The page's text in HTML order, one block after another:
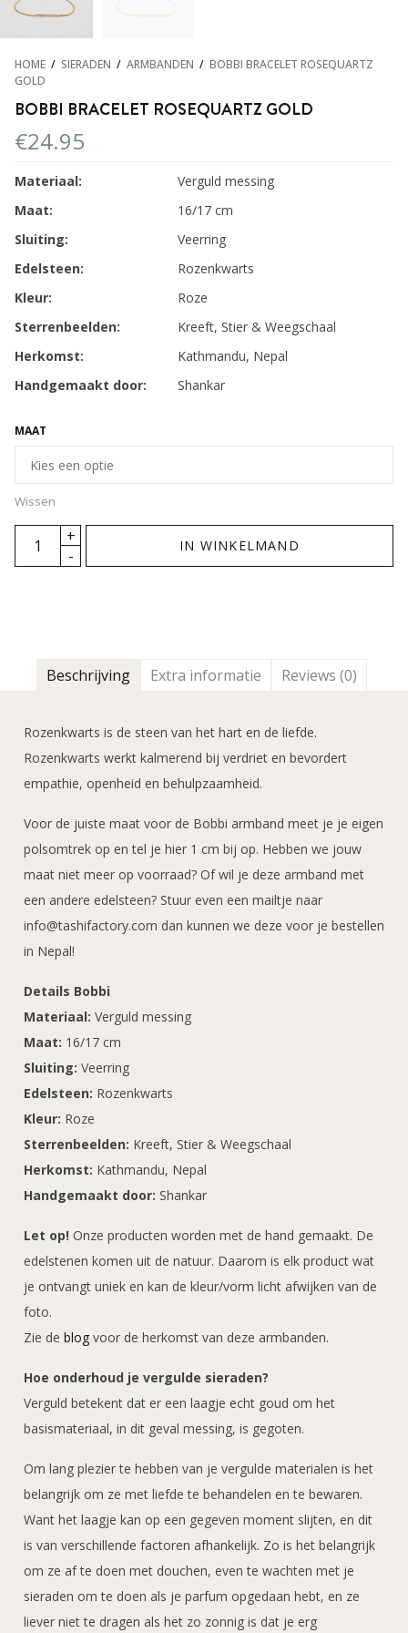
HOME / SIERADEN / ARMBANDEN / BOBBI BRACELET ROSEQUARTZ
GOLD
BOBBI BRACELET ROSEQUARTZ GOLD
€24.95
Materiaal:
Verguld messing
Maat:
16/17 cm
Sluiting:
Veerring
Edelsteen:
Rozenkwarts
Kleur:
Roze
Sterrenbeelden:
Kreeft, Stier & Weegschaal
Herkomst:
Kathmandu, Nepal
Handgemaakt door:
Shankar
MAAT
Wissen
IN WINKELMAND
Beschrijving Extra informatie Reviews (0)
Rozenkwarts is de steen van het hart en de liefde.
Rozenkwarts werkt kalmerend bij verdriet en bevordert
empathie, openheid en behulpzaamheid.
Voor de juiste maat voor de Bobbi armband meet je je eigen
polsomtrek op en tel je hier 1 cm bij op. Hebben we jouw
maat niet meer op voorraad? Of wil je deze armband met
een andere edelsteen? Stuur even een mailtje naar
info@tashifactory.com dan kunnen we deze voor je bestellen
in Nepal!
Details Bobbi
Materiaal: Verguld messing
Maat: 16/17 cm
Sluiting: Veerring
Edelsteen: Rozenkwarts
Kleur: Roze
Sterrenbeelden: Kreeft, Stier & Weegschaal
Herkomst: Kathmandu, Nepal
Handgemaakt door: Shankar
Let op! Onze producten worden met de hand gemaakt. De
edelstenen komen uit de natuur. Daarom is elk product wat
je ontvangt uniek en kan de kleur/vorm licht afwijken van de
foto.
Zie de blog voor de herkomst van deze armbanden.
Hoe onderhoud je vergulde sieraden?
Verguld betekent dat er een laagje echt goud om het
basismateriaal, in dit geval messing, is gegoten.
Om lang plezier te hebben van je vergulde materialen is het
belangrijk om ze met liefde te behandelen en te bewaren.
Want het laagje kan op een gegeven moment slijten, en dit
is van verschillende factoren afhankelijk. Zo is het belangrijk
om ze af te doen met douchen, even te wachten met je
sieraden om te doen als je parfum opgedaan hebt, en ze
liever niet te dragen als het zo zonnig is dat je erg